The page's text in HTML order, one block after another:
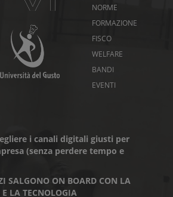
NORME
FORMAZIONE
FISCO
WELFARE
BANDI
EVENTI
i canali digitali giusti per
(senza perdere tempo e
SALGONO ON BOARD CON LA
E LA TECNOLOGIA